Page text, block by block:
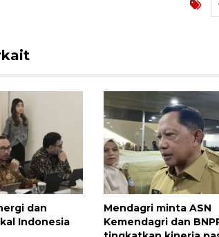
dan
Indonesia
Mendagri minta ASN
Kemendagri dan